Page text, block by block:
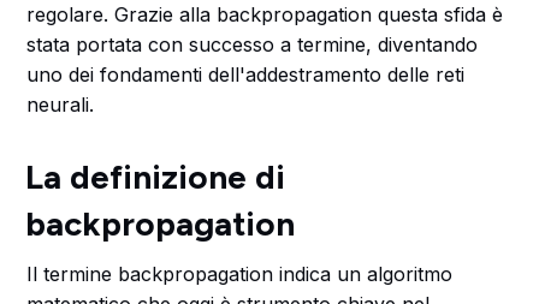
regolare. Grazie alla backpropagation questa sfida è
stata portata con successo a termine, diventando
uno dei fondamenti dell'addestramento delle reti
neurali.
La definizione di
backpropagation
Il termine backpropagation indica un algoritmo